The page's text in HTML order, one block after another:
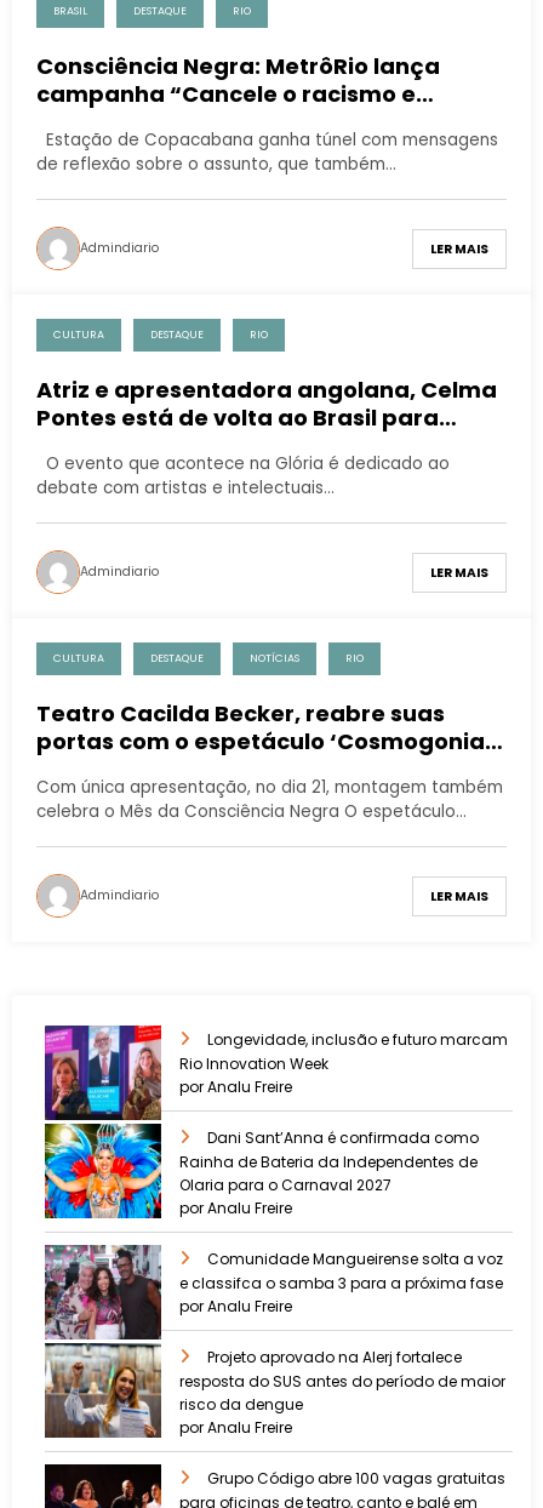
BRASIL DESTAQUE RIO
Consciência Negra: MetrôRio lança
campanha “Cancele o racismo e
Estação de Copacabana ganha túnel com mensagens
de reflexão sobre o assunto, que também…
Admindiario LER MAIS
CULTURA DESTAQUE RIO
Atriz e apresentadora angolana, Celma
Pontes está de volta ao Brasil para
Consciência Negra
O evento que acontece na Glória é dedicado ao
debate com artistas e intelectuais…
Admindiario LER MAIS
CULTURA DESTAQUE NOTÍCIAS RIO
Teatro Cacilda Becker, reabre suas
portas com o espetáculo ‘Cosmogonia
Com única apresentação, no dia 21, montagem também
celebra o Mês da Consciência Negra O espetáculo…
Admindiario LER MAIS
Longevidade, inclusão e futuro marcam
Rio Innovation Week
por Analu Freire
Dani Sant’Anna é confirmada como
Rainha de Bateria da Independentes de
Olaria para o Carnaval 2027
por Analu Freire
Comunidade Mangueirense solta a voz
e classifca o samba 3 para a próxima fase
por Analu Freire
Projeto aprovado na Alerj fortalece
resposta do SUS antes do período de maior
risco da dengue
por Analu Freire
Grupo Código abre 100 vagas gratuitas
para oficinas de teatro, canto e balé em